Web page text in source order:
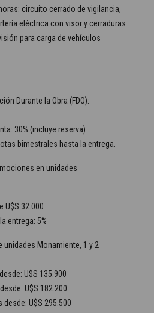
circuito cerrado de vigilancia,
eléctrica con visor y cerraduras
para carga de vehículos
Durante la Obra (FDO):
30% (incluye reserva)
bimestrales hasta la entrega.
en unidades
U$S 32.000
entrega: 5%
Monamiente, 1 y 2
U$S 135.900
U$S 182.200
U$S 295.500